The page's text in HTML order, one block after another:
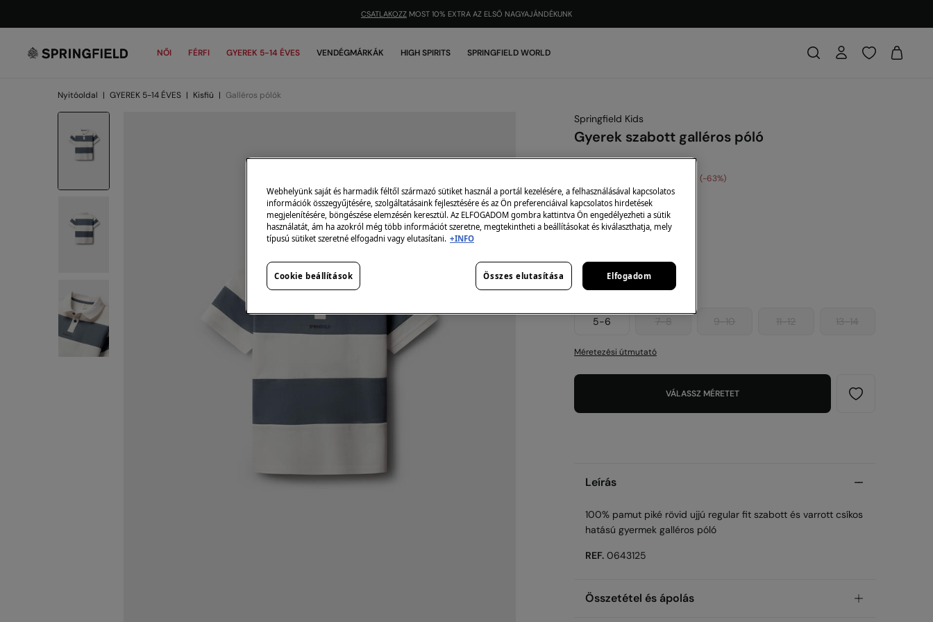
CSATLAKOZZ MOST 10% EXTRA AZ ELSŐ NAGYAJÁNDÉKUNK
NŐI FÉRFI GYEREK 5-14 ÉVES VENDÉGMÁRKÁK HIGH SPIRITS SPRINGFIELD WORLD
Nyitóoldal | GYEREK 5-14 ÉVES | Kisfiú | Galléros pólók
Springfield Kids
Gyerek szabott galléros póló
3,299 Ft
63
-10% | KOD: 10EXTRA
szín:kék
5-6 7-8 9-10 11-12 13-14
Méretezési útmutató
VÁLASSZ MÉRETET
Leírás
100% pamut piké rövid ujjú regular fit szabott és varrott csíkos
hatású gyermek galléros póló
REF. 0643125
Összetétel és ápolás
Webhelyünk saját és harmadik féltől származó sütiket használ a portál kezelésére, a felhasználásával kapcsolatos
információk összegyűjtésére, szolgáltatásaink fejlesztésére és az Ön preferenciáival kapcsolatos hirdetések
megjelenítésére, böngészése elemzésén keresztül. Az ELFOGADOM gombra kattintva Ön engedélyezheti a sütik
használatát, ám ha azokról még több információt szeretne, megtekintheti a beállításokat és kiválaszthatja, mely
típusú sütiket szeretné elfogadni vagy elutasítani. +INFO
Összes elutasítása Elfogadom
Cookie beállítások